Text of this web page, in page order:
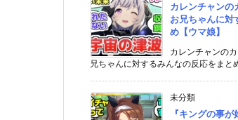
カレンチャンの
お兄ちゃんに対
め【ウマ娘】
カレンチャンの
兄ちゃんに対するみんなの反応をまと
未分類
『キングの事